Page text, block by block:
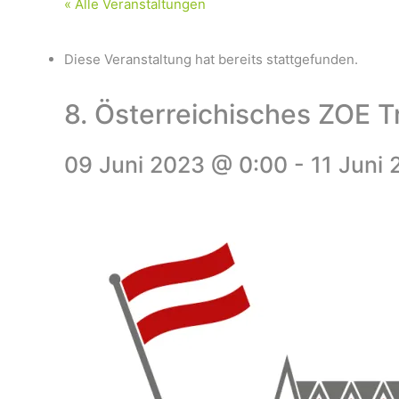
« Alle Veranstaltungen
Diese Veranstaltung hat bereits stattgefunden.
8. Österreichisches ZOE
09 Juni 2023 @ 0:00 - 11 Juni